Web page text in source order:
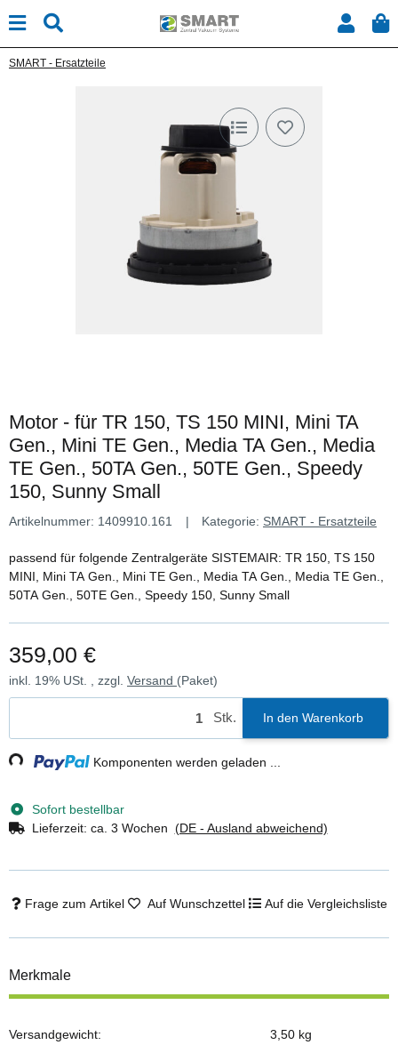
SMART - Ersatzteile
Motor - für TR 150, TS 150 MINI, Mini TA
Gen., Mini TE Gen., Media TA Gen., Media
TE Gen., 50TA Gen., 50TE Gen., Speedy
150, Sunny Small
Artikelnummer: 1409910.161 Kategorie: SMART - Ersatzteile
passend für folgende Zentralgeräte SISTEMAIR: TR 150, TS 150
MINI, Mini TA Gen., Mini TE Gen., Media TA Gen., Media TE Gen.,
50TA Gen., 50TE Gen., Speedy 150, Sunny Small
359,00 €
inkl. 19% USt. , zzgl. Versand (Paket)
Stk. In den Warenkorb
Komponenten werden geladen ...
Sofort bestellbar
Lieferzeit: ca. 3 Wochen (DE - Ausland abweichend)
Frage zum Artikel Auf Wunschzettel Auf die Vergleichsliste
Merkmale
Versandgewicht:
3,50 kg